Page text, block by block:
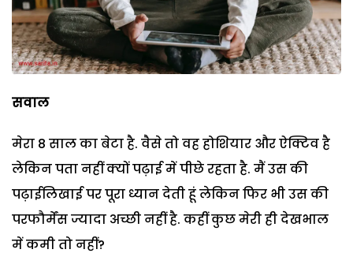
सवाल
मेरा 8 साल का बेटा है. वैसे तो वह होशियार और ऐक्टिव है
लेकिन पता नहीं क्यों पढ़ाई में पीछे रहता है. मैं उस की
पढ़ाईलिखाई पर पूरा ध्यान देती हूं लेकिन फिर भी उस की
परफौर्मेंस ज्यादा अच्छी नहीं है. कहीं कुछ मेरी ही देखभाल
में कमी तो नहीं?